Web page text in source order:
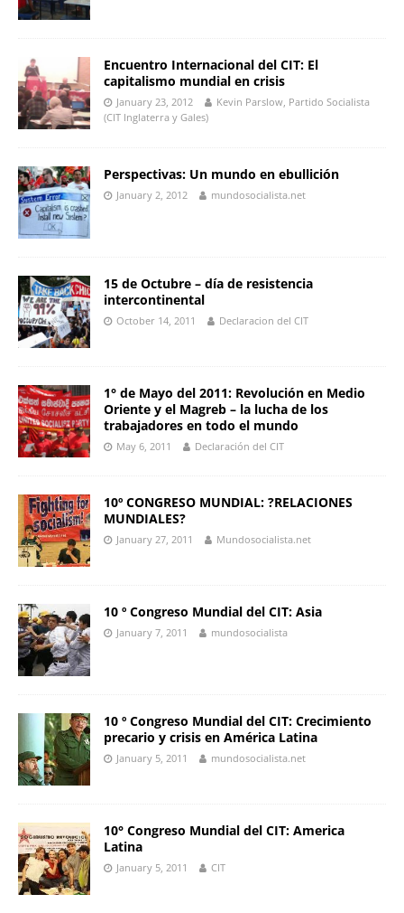
Encuentro Internacional del CIT: El
capitalismo mundial en crisis
January 23, 2012
Kevin Parslow, Partido Socialista
(CIT Inglaterra y Gales)
Perspectivas: Un mundo en ebullición
January 2, 2012 mundosocialista.net
15 de Octubre – día de resistencia
intercontinental
October 14, 2011 Declaracion del CIT
1° de Mayo del 2011: Revolución en Medio
Oriente y el Magreb – la lucha de los
trabajadores en todo el mundo
May 6, 2011 Declaración del CIT
10º CONGRESO MUNDIAL: ?RELACIONES
MUNDIALES?
January 27, 2011 Mundosocialista.net
10 º Congreso Mundial del CIT: Asia
January 7, 2011 mundosocialista
10 º Congreso Mundial del CIT: Crecimiento
precario y crisis en América Latina
January 5, 2011 mundosocialista.net
10° Congreso Mundial del CIT: America
Latina
January 5, 2011 CIT